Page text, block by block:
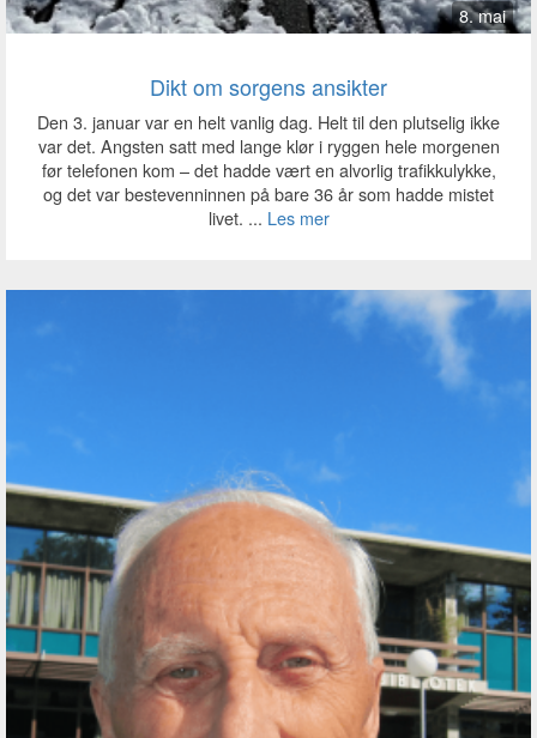
8. mai
Dikt om sorgens ansikter
Den 3. januar var en helt vanlig dag. Helt til den plutselig ikke
var det. Angsten satt med lange klør i ryggen hele morgenen
før telefonen kom – det hadde vært en alvorlig trafikkulykke,
og det var bestevenninnen på bare 36 år som hadde mistet
livet. ... Les mer